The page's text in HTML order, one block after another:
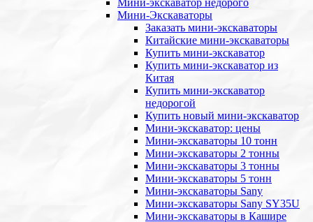
Мини-экскаватор недорого
Мини-Экскаваторы
Заказать мини-экскаваторы
Китайские мини-экскаваторы
Купить мини-экскаватор
Купить мини-экскаватор из
Китая
Купить мини-экскаватор
недорогой
Купить новый мини-экскаватор
Мини-экскаватор: цены
Мини-экскаваторы 10 тонн
Мини-экскаваторы 2 тонны
Мини-экскаваторы 3 тонны
Мини-экскаваторы 5 тонн
Мини-экскаваторы Sany
Мини-экскаваторы Sany SY35U
Мини-экскаваторы в Кашире